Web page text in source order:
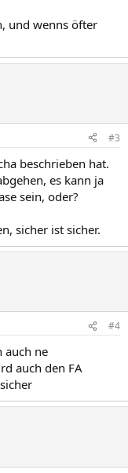
und wenns öfter
#3
beschrieben hat.
es kann ja
sein, oder?
sicher ist sicher.
#4
auch ne
auch den FA